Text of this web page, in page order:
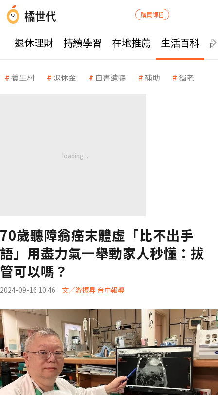
購買課程
退休理財 持續學習 在地推薦 生活百科
養生村 退休金 自書遺囑 補助 獨老
70歲聽障翁癌末體虛「比不出手
語」用盡力氣一舉動家人秒懂：拔
管可以嗎？
2024-09-16 10:46 文／游振昇 台中報導